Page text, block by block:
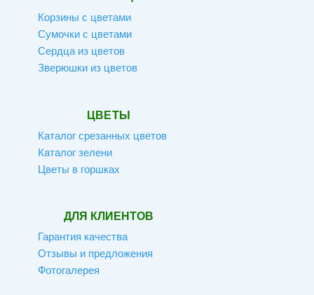
Корзины с цветами
Сумочки с цветами
Сердца из цветов
Зверюшки из цветов
ЦВЕТЫ
Каталог срезанных цветов
Каталог зелени
Цветы в горшках
ДЛЯ КЛИЕНТОВ
Гарантия качества
Отзывы и предложения
Фотогалерея